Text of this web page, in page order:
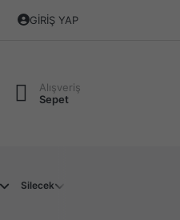
GIRIŞ YAP
Alışveriş
Sepet
Silecek